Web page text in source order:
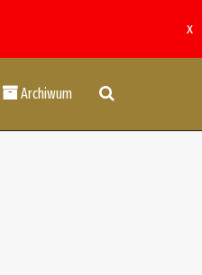
x
Archiwum